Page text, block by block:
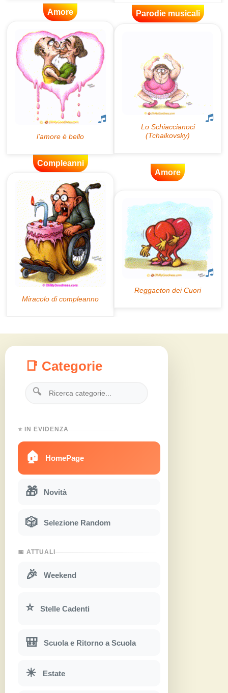
Amore Parodie musicali
Compleanni
Amore
📑 Categorie
🔍
⭐ IN EVIDENZA
🏠 HomePage
🎁 Novità
🎲 Selezione Random
📅 ATTUALI
🎉 Weekend
⭐ Stelle Cadenti
🎒 Scuola e Ritorno a Scuola
☀ Estate